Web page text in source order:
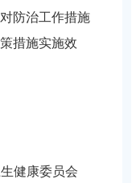
防治工作措施
措施实施效
健康委员会